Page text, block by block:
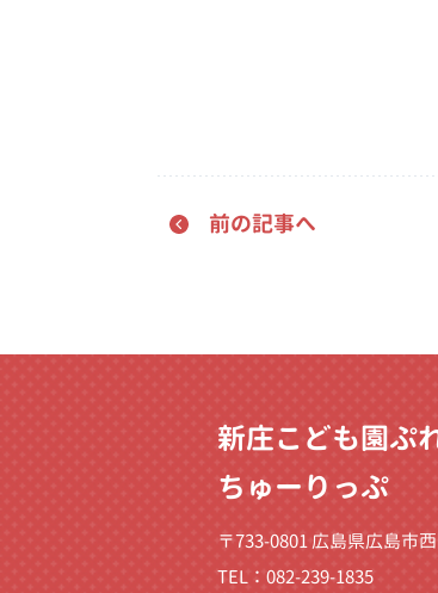
前の記事へ
新庄こども園ぷ
ちゅーりっぷ
〒733-0801 広島県広島市
TEL：082-239-1835